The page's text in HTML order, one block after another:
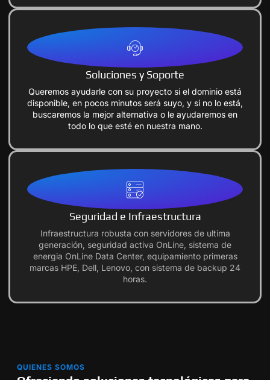
Soluciones y Soporte
Queremos ayudarle con su proyecto si el dominio está
disponible, en pocos minutos será suyo, y si no lo está,
buscaremos la mejor alternativa o le ayudaremos en
todo lo que esté en nuestra mano.
Seguridad e Infraestructura
Infraestructura robusta con servidores de ultima
generación, seguridad activa OnLine, sistema de
energia OnLine Data Center, equipamiento primeras
marcas HPE, Dell, Lenovo, con sistema de backup 24
horas.
QUIENES SOMOS